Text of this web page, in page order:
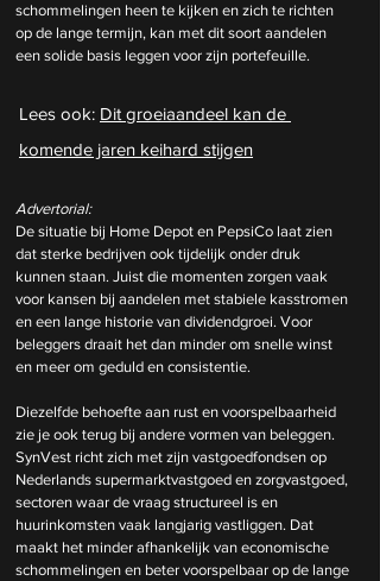
schommelingen heen te kijken en zich te richten
op de lange termijn, kan met dit soort aandelen
een solide basis leggen voor zijn portefeuille.
Lees ook: Dit groeiaandeel kan de
komende jaren keihard stijgen
Advertorial:
De situatie bij Home Depot en PepsiCo laat zien
dat sterke bedrijven ook tijdelijk onder druk
kunnen staan. Juist die momenten zorgen vaak
voor kansen bij aandelen met stabiele kasstromen
en een lange historie van dividendgroei. Voor
beleggers draait het dan minder om snelle winst
en meer om geduld en consistentie.
Diezelfde behoefte aan rust en voorspelbaarheid
zie je ook terug bij andere vormen van beleggen.
SynVest richt zich met zijn vastgoedfondsen op
Nederlands supermarktvastgoed en zorgvastgoed,
sectoren waar de vraag structureel is en
huurinkomsten vaak langjarig vastliggen. Dat
maakt het minder afhankelijk van economische
schommelingen en beter voorspelbaar op de lange